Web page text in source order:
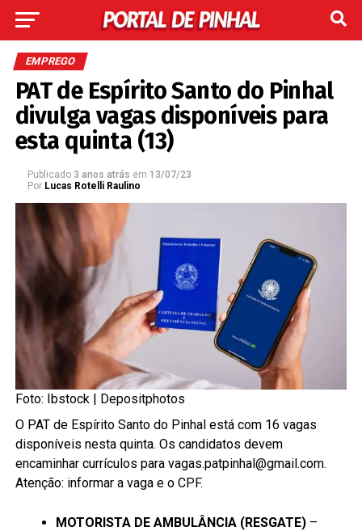
EMPREGO
PAT de Espírito Santo do Pinhal
divulga vagas disponíveis para
esta quinta (13)
Publicado 3 anos atrás em 13/07/23
Por Lucas Rotelli Raulino
Foto: Ibstock | Depositphotos
O PAT de Espírito Santo do Pinhal está com 16 vagas
disponíveis nesta quinta. Os candidatos devem
encaminhar currículos para vagas.patpinhal@gmail.com.
Atenção: informar a vaga e o CPF.
MOTORISTA DE AMBULÂNCIA (RESGATE)–